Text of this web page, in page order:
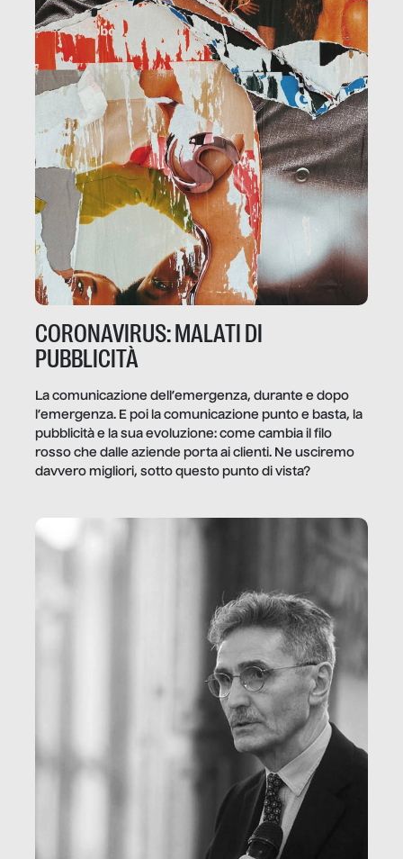
CORONAVIRUS: MALATI DI
PUBBLICITÀ
La comunicazione dell’emergenza, durante e dopo
l’emergenza. E poi la comunicazione punto e basta, la
pubblicità e la sua evoluzione: come cambia il filo
rosso che dalle aziende porta ai clienti. Ne usciremo
davvero migliori, sotto questo punto di vista?